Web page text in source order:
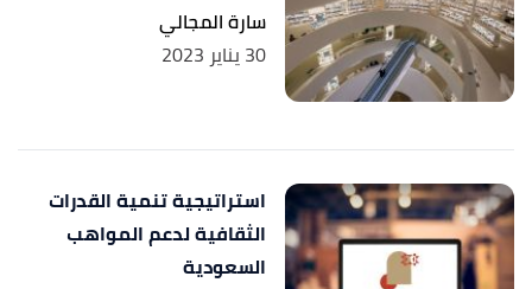
سارة المجالي
30 يناير 2023
استراتيجية تنمية القدرات
الثقافية لدعم المواهب
السعودية